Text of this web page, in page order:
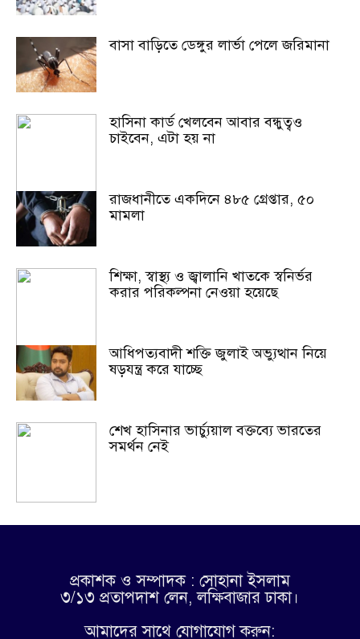
বাসা বাড়িতে ডেঙ্গুর লার্ভা পেলে জরিমানা
হাসিনা কার্ড খেলবেন আবার বন্ধুত্বও
চাইবেন, এটা হয় না
রাজধানীতে একদিনে ৪৮৫ গ্রেপ্তার, ৫০
মামলা
শিক্ষা, স্বাস্থ্য ও জ্বালানি খাতকে স্বনির্ভর
করার পরিকল্পনা নেওয়া হয়েছে
আধিপত্যবাদী শক্তি জুলাই অভ্যুত্থান নিয়ে
ষড়যন্ত্র করে যাচ্ছে
শেখ হাসিনার ভার্চ্যুয়াল বক্তব্যে ভারতের
সমর্থন নেই
প্রকাশক ও সম্পাদক : সোহানা ইসলাম
৩/১৩ প্রতাপদাশ লেন, লক্ষিবাজার ঢাকা।
আমাদের সাথে যোগাযোগ করুন: